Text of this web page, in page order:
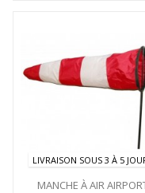
LIVRAISON SOUS 3 À 5
MANCHE À AIR